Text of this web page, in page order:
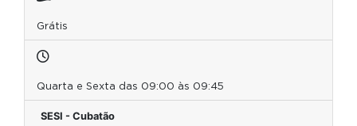
Grátis
Quarta e Sexta das 09:00 às 09:45
SESI - Cubatão